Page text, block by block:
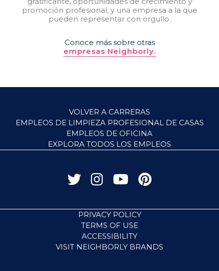
promoción profesional, y una empresa a la que
pueden representar con orgullo.
Conoce más sobre otras
empresas Neighborly.
VOLVER A CARRERAS
EMPLEOS DE LIMPIEZA PROFESIONAL DE CASAS
EMPLEOS DE OFICINA
EXPLORA TODOS LOS EMPLEOS
PRIVACY POLICY
TERMS OF USE
ACCESSIBILITY
VISIT NEIGHBORLY BRANDS